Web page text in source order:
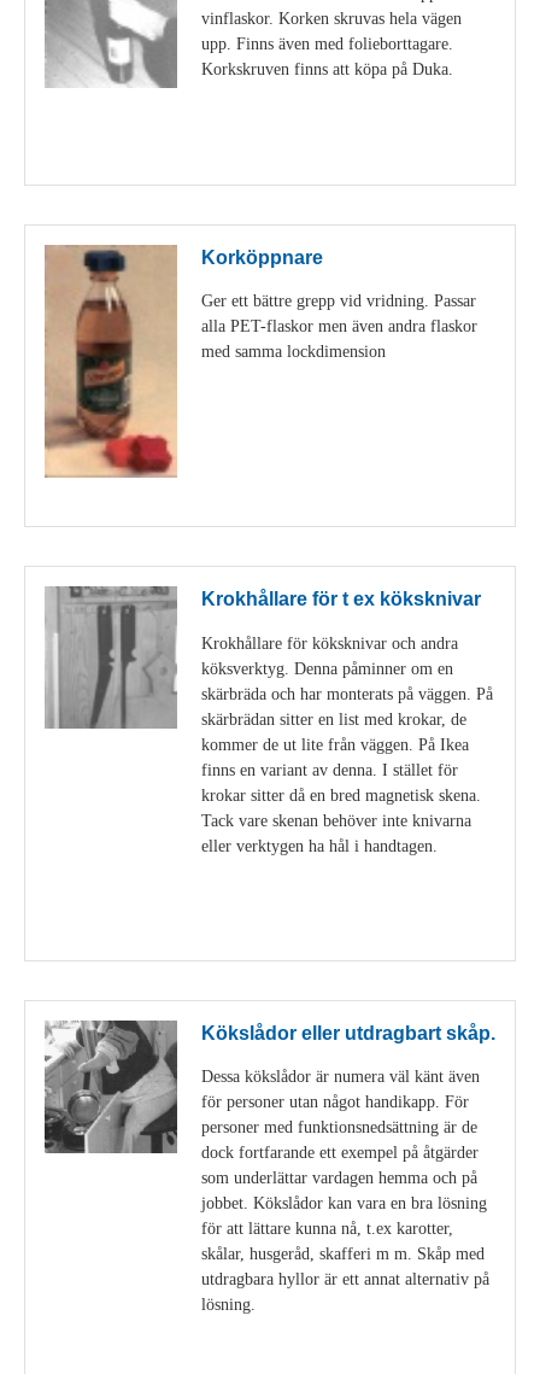
vinflaskor. Korken skruvas hela vägen
upp. Finns även med folieborttagare.
Korkskruven finns att köpa på Duka.
Korköppnare
Ger ett bättre grepp vid vridning. Passar
alla PET-flaskor men även andra flaskor
med samma lockdimension
Krokhållare för t ex köksknivar
Krokhållare för köksknivar och andra
köksverktyg. Denna påminner om en
skärbräda och har monterats på väggen. På
skärbrädan sitter en list med krokar, de
kommer de ut lite från väggen. På Ikea
finns en variant av denna. I stället för
krokar sitter då en bred magnetisk skena.
Tack vare skenan behöver inte knivarna
eller verktygen ha hål i handtagen.
Kökslådor eller utdragbart skåp.
Dessa kökslådor är numera väl känt även
för personer utan något handikapp. För
personer med funktionsnedsättning är de
dock fortfarande ett exempel på åtgärder
som underlättar vardagen hemma och på
jobbet. Kökslådor kan vara en bra lösning
för att lättare kunna nå, t.ex karotter,
skålar, husgeråd, skafferi m m. Skåp med
utdragbara hyllor är ett annat alternativ på
lösning.